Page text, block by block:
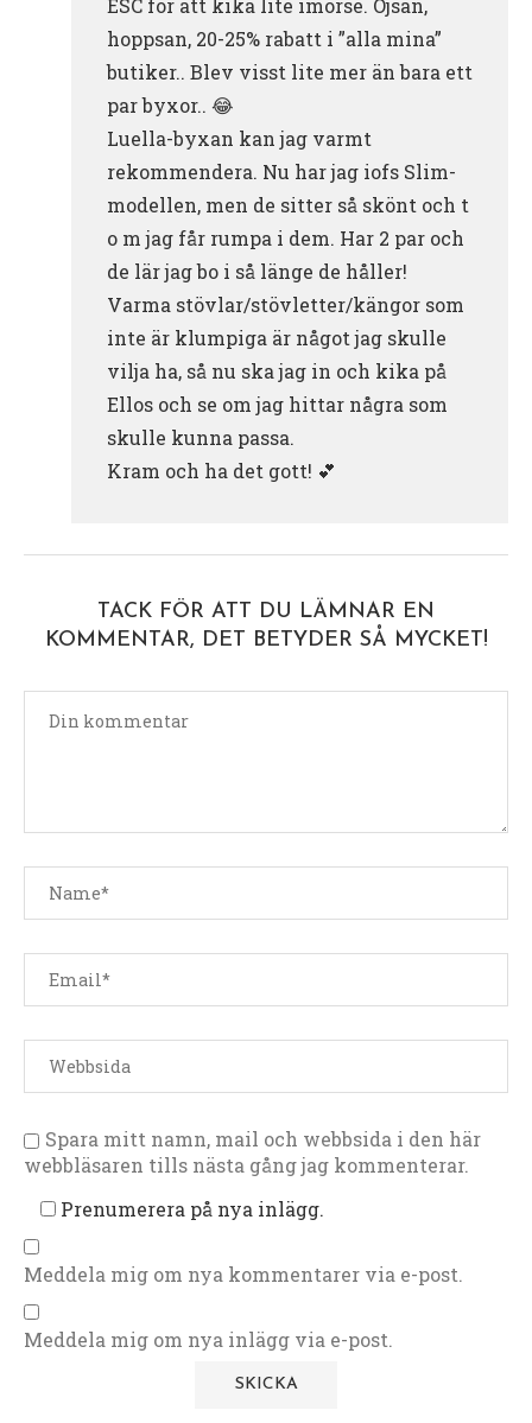
ESC för att kika lite imorse. Ojsan,
hoppsan, 20-25% rabatt i ”alla mina”
butiker.. Blev visst lite mer än bara ett
par byxor.. 😂
Luella-byxan kan jag varmt
rekommendera. Nu har jag iofs Slim-
modellen, men de sitter så skönt och t
o m jag får rumpa i dem. Har 2 par och
de lär jag bo i så länge de håller!
Varma stövlar/stövletter/kängor som
inte är klumpiga är något jag skulle
vilja ha, så nu ska jag in och kika på
Ellos och se om jag hittar några som
skulle kunna passa.
Kram och ha det gott! 💕
TACK FÖR ATT DU LÄMNAR EN
KOMMENTAR, DET BETYDER SÅ MYCKET!
Spara mitt namn, mail och webbsida i den här
webbläsaren tills nästa gång jag kommenterar.
Prenumerera på nya inlägg.
Meddela mig om nya kommentarer via e-post.
Meddela mig om nya inlägg via e-post.